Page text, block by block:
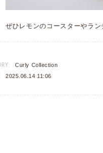
ぜひレモンのコースターやラ
Curly Collection
2025.06.14 11:06